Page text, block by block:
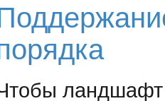
ландшафт